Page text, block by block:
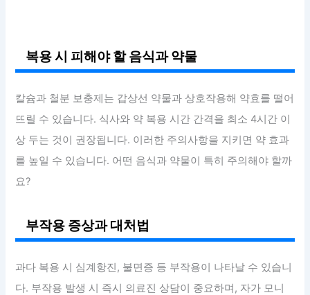
복용 시 피해야 할 음식과 약물
칼슘과 철분 보충제는 갑상선 약물과 상호작용해 약효를 떨어
뜨릴 수 있습니다. 식사와 약 복용 시간 간격을 최소 4시간 이
상 두는 것이 권장됩니다. 이러한 주의사항을 지키면 약 효과
를 높일 수 있습니다. 어떤 음식과 약물이 특히 주의해야 할까
요?
부작용 증상과 대처법
과다 복용 시 심계항진, 불면증 등 부작용이 나타날 수 있습니
다. 부작용 발생 시 즉시 의료진 상담이 중요하며, 자가 모니